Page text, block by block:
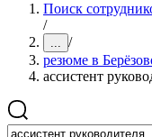
Поиск
/
... /
резюме в
ассистент